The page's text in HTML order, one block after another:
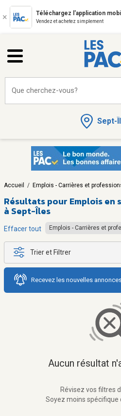
Téléchargez l'application
Vendez et achetez simplement
Sept-
Que cherchez-vous?
Accueil / Emplois - Carrières et
Résultats pour Emplois
à Sept-Îles
Effacer tout Emplois - Carrières et
Trier et Filtrer
Recevez les nouvelles
Aucun résultat
Révisez vos filtres
Soyez moins spécifique